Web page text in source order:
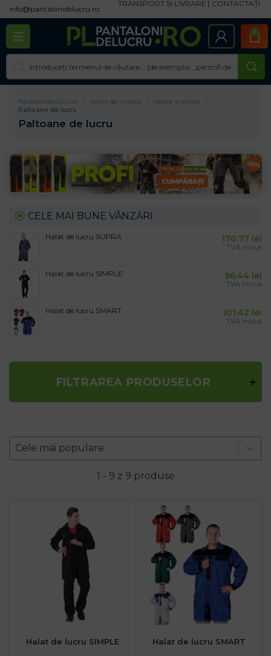
info@pantalonidelucru.ro
TRANSPORT ȘI LIVRARE CONTACTAȚI
0
Pantalonidelucru.ro Haine de munca
Halate si sorturi
Paltoane de lucru
Paltoane de lucru
CELE MAI BUNE VÂNZĂRI
Halat de lucru SUPRA 170.77 lei
TVA inclus
Halat de lucru SIMPLE 96.44 lei
TVA inclus
Halat de lucru SMART 101.42 lei
TVA inclus
FILTRAREA PRODUSELOR
Zoradenie produktov
Sort content
Cele mai populare
Sort content
1 - 9 z 9 produse
Halat de lucru SIMPLE Halat de lucru SMART